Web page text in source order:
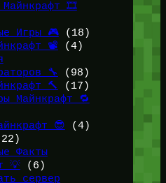
Майнкрафт 🎞️
Игры 🎮(18)
📽️ (4)
🔧
(98)
🔨
(17)
Майнкрафт 🔁
😎 (4)
Факты
💡(6)
сервер